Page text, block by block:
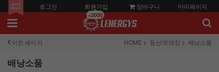
로그인 회원가입
+2000
장바구니 마이페이지
이전 페이지 HOME 등산/트레킹 배낭소품
배낭소품